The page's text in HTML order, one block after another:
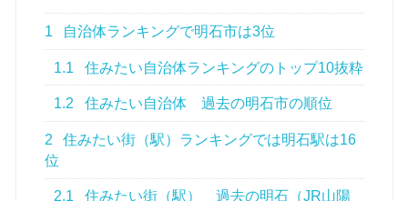
1 自治体ランキングで明石市は3位
1.1 住みたい自治体ランキングのトップ10抜粋
1.2 住みたい自治体 過去の明石市の順位
2
住みたい街（駅）ランキングでは明石駅は16
位
2.1
住みたい街（駅） 過去の明石（JR山陽